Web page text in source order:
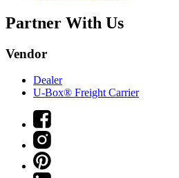
Partner With Us
Vendor
Dealer
U-Box® Freight Carrier